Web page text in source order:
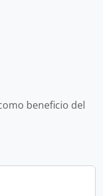
beneficio del